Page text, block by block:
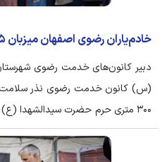
خادم‌یاران رضوی اصفهان میزبان ۵ هزار زائر اربعین در کربلا بودند
دبیر کانون‌های خدمت رضوی
(س) کانون خدمت رضوی نذر سلامت
فرهنگی و درمانی متنوعی در ایام اربعین